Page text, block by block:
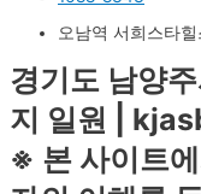
오남역 서희스타힐
경기도 남양
지 일원 |
※ 본 사이트